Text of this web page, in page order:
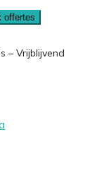
offertes
– Vrijblijvend